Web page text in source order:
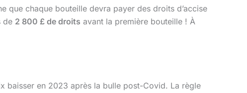
que chaque bouteille devra payer des droits d’accise
de 2 800 £ de droits avant la première bouteille ! À
baisser en 2023 après la bulle post-Covid. La règle